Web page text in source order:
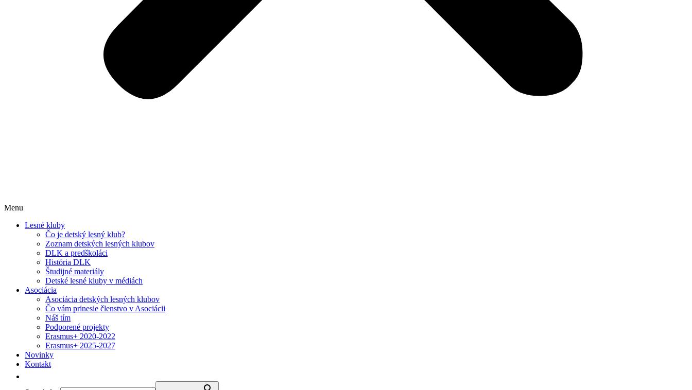
Menu
Lesné kluby
Čo je detský lesný klub?
Zoznam detských lesných klubov
DLK a predškoláci
História DLK
Študijné materiály
Detské lesné kluby v médiách
Asociácia
Asociácia detských lesných klubov
Čo vám prinesie členstvo v Asociácii
Náš tím
Podporené projekty
Erasmus+ 2020-2022
Erasmus+ 2025-2027
Novinky
Kontakt